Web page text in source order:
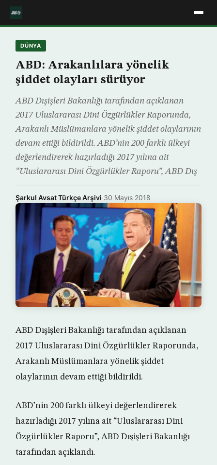
DÜNYA
ABD: Arakanlılara yönelik
şiddet olayları sürüyor
ABD Dışişleri Bakanlığı tarafından açıklanan
2017 Uluslararası Dini Özgürlükler Raporunda,
Arakanlı Müslümanlara yönelik şiddet olaylarının
devam ettiği bildirildi. ABD’nin 200 farklı ülkeyi
değerlendirerek hazırladığı 2017 yılına ait
“Uluslararası Dini Özgürlükler Raporu”, ABD Dış
Şarkul Avsat Türkçe Arşivi·30 Mayıs 2018
ABD Dışişleri Bakanlığı tarafından açıklanan
2017 Uluslararası Dini Özgürlükler Raporunda,
Arakanlı Müslümanlara yönelik şiddet
olaylarının devam ettiği bildirildi.
ABD’nin 200 farklı ülkeyi değerlendirerek
hazırladığı 2017 yılına ait “Uluslararası Dini
Özgürlükler Raporu”, ABD Dışişleri Bakanlığı
tarafından açıklandı.